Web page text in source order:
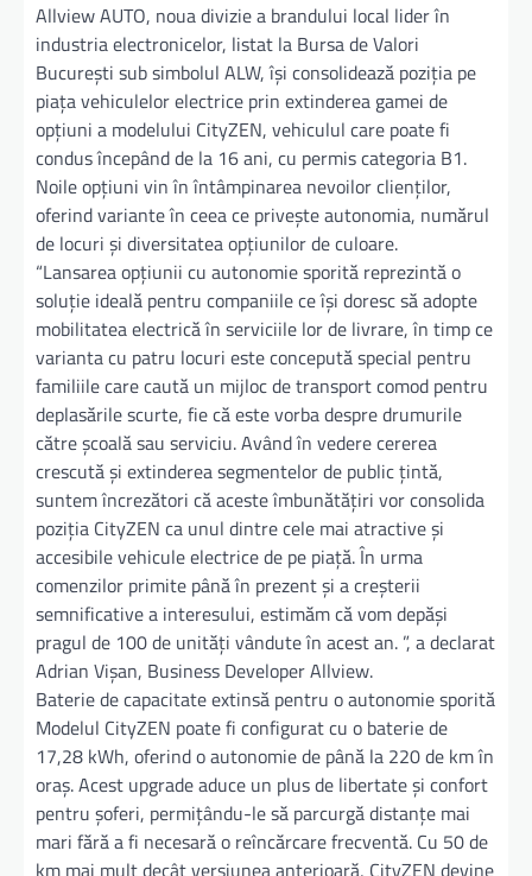
Allview AUTO, noua divizie a brandului local lider în
industria electronicelor, listat la Bursa de Valori
București sub simbolul ALW, își consolidează poziția pe
piața vehiculelor electrice prin extinderea gamei de
opțiuni a modelului CityZEN, vehiculul care poate fi
condus începând de la 16 ani, cu permis categoria B1.
Noile opțiuni vin în întâmpinarea nevoilor clienților,
oferind variante în ceea ce privește autonomia, numărul
de locuri și diversitatea opțiunilor de culoare.
“Lansarea opțiunii cu autonomie sporită reprezintă o
soluție ideală pentru companiile ce își doresc să adopte
mobilitatea electrică în serviciile lor de livrare, în timp ce
varianta cu patru locuri este concepută special pentru
familiile care caută un mijloc de transport comod pentru
deplasările scurte, fie că este vorba despre drumurile
către școală sau serviciu. Având în vedere cererea
crescută și extinderea segmentelor de public țintă,
suntem încrezători că aceste îmbunătățiri vor consolida
poziția CityZEN ca unul dintre cele mai atractive și
accesibile vehicule electrice de pe piață. În urma
comenzilor primite până în prezent și a creșterii
semnificative a interesului, estimăm că vom depăși
pragul de 100 de unități vândute în acest an. ”, a declarat
Adrian Vișan, Business Developer Allview.
Baterie de capacitate extinsă pentru o autonomie sporită
Modelul CityZEN poate fi configurat cu o baterie de
17,28 kWh, oferind o autonomie de până la 220 de km în
oraș. Acest upgrade aduce un plus de libertate și confort
pentru șoferi, permițându-le să parcurgă distanțe mai
mari fără a fi necesară o reîncărcare frecventă. Cu 50 de
km mai mult decât versiunea anterioară, CityZEN devine